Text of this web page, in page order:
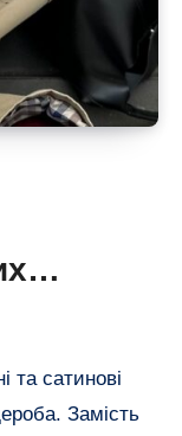
та сатинові
Замість